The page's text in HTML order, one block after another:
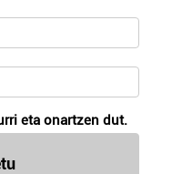
eta onartzen dut.